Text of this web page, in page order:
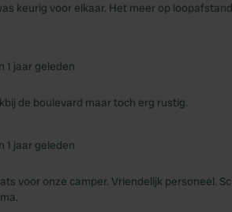
keurig voor elkaar. Het meer op
1 jaar geleden
de boulevard maar toch erg rustig.
1 jaar geleden
voor onze camper. Vriendelijk personeel.